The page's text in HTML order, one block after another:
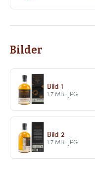
Bilder
Bild 1
1.7 MB · JPG
Bild 2
1.7 MB · JPG